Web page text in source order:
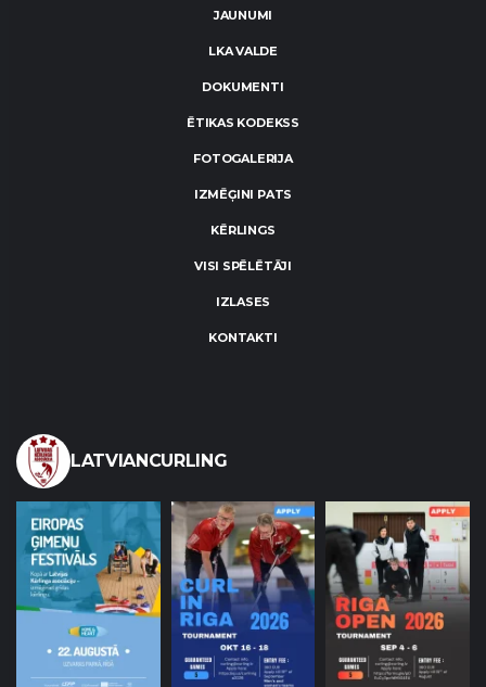
JAUNUMI
LKA VALDE
DOKUMENTI
ĒTIKAS KODEKSS
FOTOGALERIJA
IZMĒĢINI PATS
KĒRLINGS
VISI SPĒLĒTĀJI
IZLASES
KONTAKTI
LATVIANCURLING